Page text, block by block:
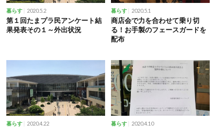
暮らす 2020.5.2
第１回たまプラ民アンケート結
果発表その１～外出状況
暮らす 2020.5.1
商店会で力を合わせて乗り切
る！お手製のフェースガードを
配布
暮らす 2020.4.22 暮らす 2020.4.10